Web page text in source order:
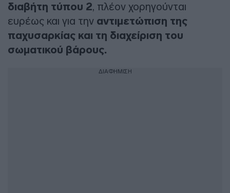
διαβήτη τύπου 2, πλέον χορηγούνται
ευρέως και για την αντιμετώπιση της
παχυσαρκίας και τη διαχείριση του
σωματικού βάρους.
ΔΙΑΦΗΜΙΣΗ